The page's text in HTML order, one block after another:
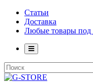
Статьи
Доставка
Любые товары под